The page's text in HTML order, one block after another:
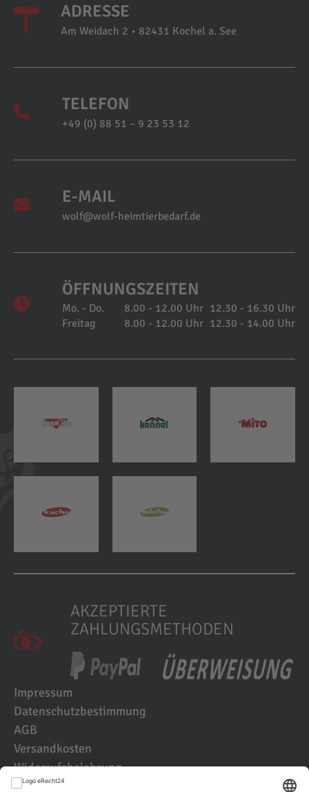
ADRESSE
Am Weidach 2 • 82431 Kochel a. See
TELEFON
+49 (0) 88 51 – 9 23 53 12
E-MAIL
wolf@wolf-heimtierbedarf.de
ÖFFNUNGSZEITEN
Mo. - Do. 8.00 - 12.00 Uhr 12.30 - 16.30 Uhr
Freitag
8.00 - 12.00 Uhr 12.30 - 14.00 Uhr
AKZEPTIERTE
ZAHLUNGSMETHODEN
Impressum
Datenschutzbestimmung
AGB
Versandkosten
Widerrufsbelehrung
Kundenbewertungen